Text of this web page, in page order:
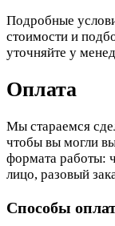
Подробные
стоимости и
уточняйте у
Оплата
Мы стараемся
чтобы вы могли
формата работы:
лицо, разовый
Способы